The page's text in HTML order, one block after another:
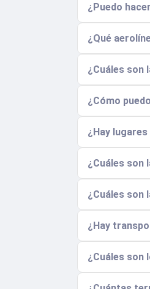
¿Puedo
¿Qué
¿Cuáles son
¿Cómo
¿Hay
¿Cuáles son
¿Cuáles son
¿Hay
¿Cuáles son